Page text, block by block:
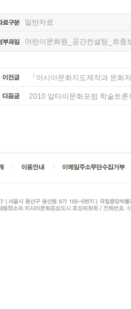
일반자료
어린이문화원_공간컨설팅_최종
『아시아문화지도제작과 문화
2010 알타이문화포럼 학술토론